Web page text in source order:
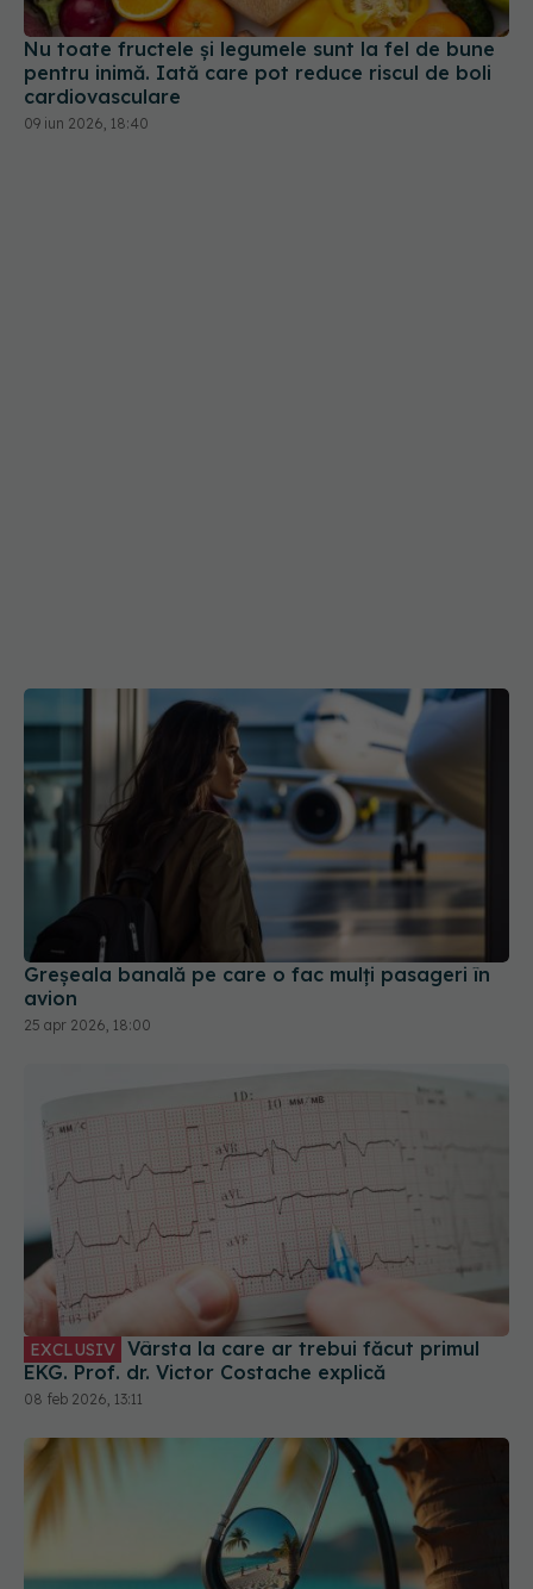
09 iun 2026, 18:40
Greșeala banală pe care o fac mulți pasageri în
25 apr 2026, 18:00
EXCLUSIV Vârsta la care ar trebui făcut primul
EKG. Prof. dr. Victor Costache explică
08 feb 2026, 13:11